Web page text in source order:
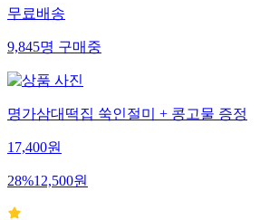
무료배송
9,845명구매중
명가삼대떡집 쑥인절미 + 콩고물 증정
17,400원
28%12,500원